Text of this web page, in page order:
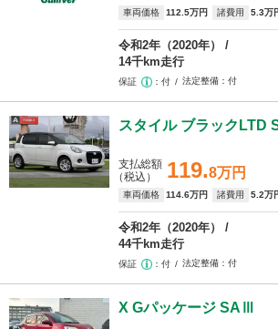
車両価格 112 .5万円 諸費用 5 .3万
令和2年（2020年）
14千km走行
保証 付 法定整備 付
スタイル ブラックLTD
119.8万円
支払総額
（税込）
車両価格 114 .6万円 諸費用 5 .2万
令和2年（2020年）
44千km走行
保証 付 法定整備 付
X Gパッケージ SAⅢ